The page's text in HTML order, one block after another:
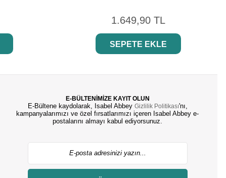
1.649,90 TL
SEPETE EKLE
E-BÜLTENİMİZE KAYIT OLUN
E-Bültene kaydolarak, Isabel Abbey Gizlilik Politikası'nı,
kampanyalarımızı ve özel fırsatlarımızı içeren Isabel Abbey e-
postalarını almayı kabul ediyorsunuz.